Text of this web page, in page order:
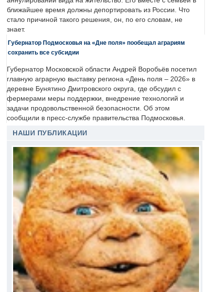
ближайшее время должны депортировать из России. Что
стало причиной такого решения, он, по его словам, не
знает.
Губернатор Подмосковья на «Дне поля» пообещал аграриям
сохранить все субсидии
Губернатор Московской области Андрей Воробьёв посетил
главную аграрную выставку региона «День поля – 2026» в
деревне Бунятино Дмитровского округа, где обсудил с
фермерами меры поддержки, внедрение технологий и
задачи продовольственной безопасности. Об этом
сообщили в пресс-службе правительства Подмосковья.
НАШИ ПУБЛИКАЦИИ